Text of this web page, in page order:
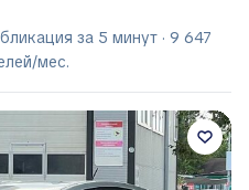
за 5 минут · 9 647
мес.